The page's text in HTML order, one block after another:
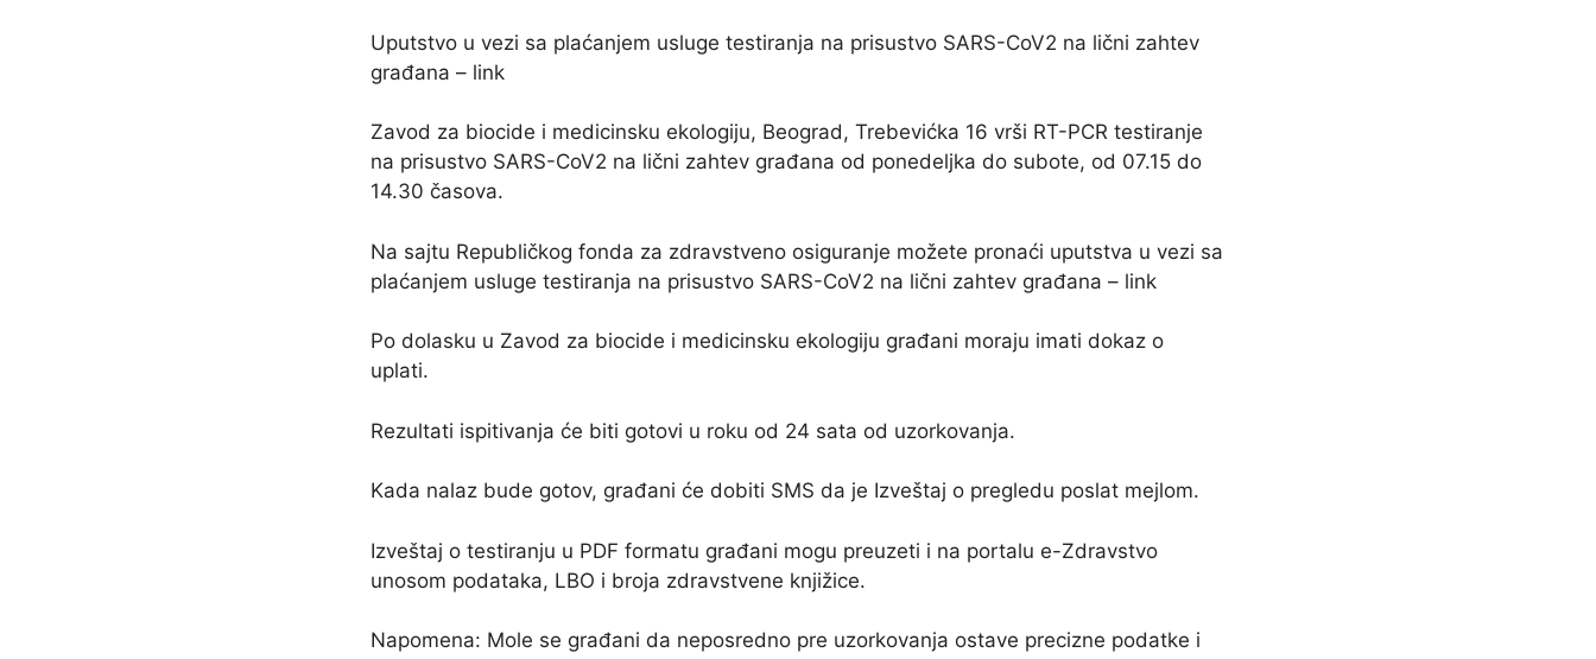
Uputstvo u vezi sa plaćanjem usluge testiranja na prisustvo SARS-CoV2 na lični zahtev
građana – link
Zavod za biocide i medicinsku ekologiju, Beograd, Trebevićka 16 vrši RT-PCR testiranje
na prisustvo SARS-CoV2 na lični zahtev građana od ponedeljka do subote, od 07.15 do
14.30 časova.
Na sajtu Republičkog fonda za zdravstveno osiguranje možete pronaći uputstva u vezi sa
plaćanjem usluge testiranja na prisustvo SARS-CoV2 na lični zahtev građana – link
Po dolasku u Zavod za biocide i medicinsku ekologiju građani moraju imati dokaz o
uplati.
Rezultati ispitivanja će biti gotovi u roku od 24 sata od uzorkovanja.
Kada nalaz bude gotov, građani će dobiti SMS da je Izveštaj o pregledu poslat mejlom.
Izveštaj o testiranju u PDF formatu građani mogu preuzeti i na portalu e-Zdravstvo
unosom podataka, LBO i broja zdravstvene knjižice.
Napomena: Mole se građani da neposredno pre uzorkovanja ostave precizne podatke i